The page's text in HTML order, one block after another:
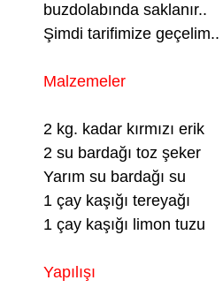
buzdolabında saklanır..
Şimdi tarifimize geçelim..
Malzemeler
2 kg. kadar kırmızı erik
2 su bardağı toz şeker
Yarım su bardağı su
1 çay kaşığı tereyağı
1 çay kaşığı limon tuzu
Yapılışı